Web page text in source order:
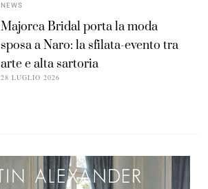
NEWS
Majorca Bridal porta la moda
sposa a Naro: la sfilata-evento tra
arte e alta sartoria
28 LUGLIO 2026